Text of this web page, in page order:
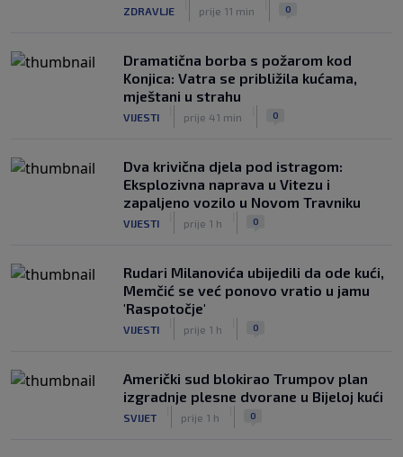
ZDRAVLJE prije 11 min 0
Dramatična borba s požarom kod
Konjica: Vatra se približila kućama,
mještani u strahu
VIJESTI prije 41 min 0
Dva krivična djela pod istragom:
Eksplozivna naprava u Vitezu i
zapaljeno vozilo u Novom Travniku
VIJESTI prije 1 h 0
Rudari Milanovića ubijedili da ode kući,
Memčić se već ponovo vratio u jamu
'Raspotočje'
VIJESTI prije 1 h 0
Američki sud blokirao Trumpov plan
izgradnje plesne dvorane u Bijeloj kući
SVIJET prije 1 h 0